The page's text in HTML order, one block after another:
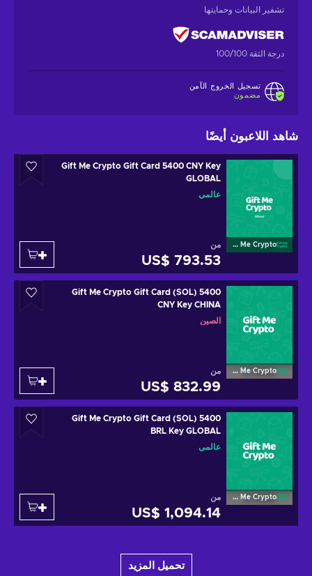
تشفير البيانات وحمايتها
درجة الثقة 100/100
تسجيل الخروج الآمن
مضمون
شاهد اللاعبون أيضًا
Gift Me Crypto
Gift Me Crypto Gift Card 5400 CNY Key
GLOBAL
عالمي
من
US$ 793.53
Gift Me Crypto
Gift Me Crypto Gift Card (SOL) 5400
CNY Key CHINA
الصين
من
US$ 832.99
Gift Me Crypto
Gift Me Crypto Gift Card (SOL) 5400
BRL Key GLOBAL
عالمي
من
US$ 1,094.14
تحميل المزيد